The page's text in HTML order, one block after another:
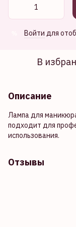
Войти для
В
Описание
Лампа для
подходит для
использования.
Отзывы